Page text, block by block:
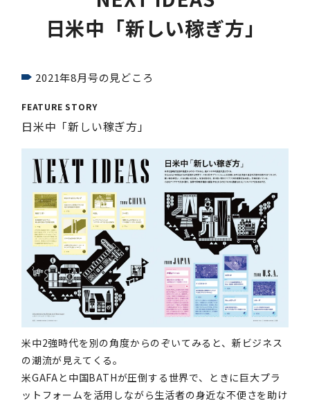
日米中「新しい稼ぎ方」
2021年8月号の見どころ
FEATURE STORY
日米中「新しい稼ぎ方」
米中2強時代を別の角度からのぞいてみると、新ビジネス
の潮流が見えてくる。
米GAFAと中国BATHが圧倒する世界で、ときに巨大プラ
ットフォームを活用しながら生活者の身近な不便さを助け